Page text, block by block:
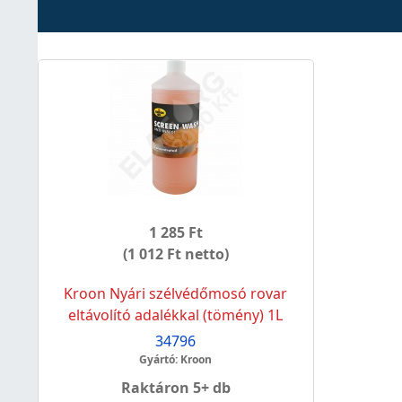
1 285 Ft
(1 012 Ft netto)
Kroon Nyári szélvédőmosó rovar
eltávolító adalékkal (tömény) 1L
34796
Gyártó: Kroon
Raktáron 5+ db